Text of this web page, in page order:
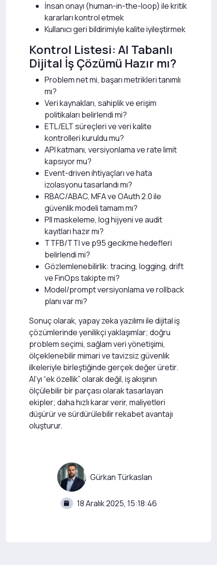
İnsan onayı (human-in-the-loop) ile kritik
kararları kontrol etmek
Kullanıcı geri bildirimiyle kalite iyileştirmek
Kontrol Listesi: AI Tabanlı
Dijital İş Çözümü Hazır mı?
Problem net mi, başarı metrikleri tanımlı
mı?
Veri kaynakları, sahiplik ve erişim
politikaları belirlendi mi?
ETL/ELT süreçleri ve veri kalite
kontrolleri kuruldu mu?
API katmanı, versiyonlama ve rate limit
kapsıyor mu?
Event-driven ihtiyaçları ve hata
izolasyonu tasarlandı mı?
RBAC/ABAC, MFA ve OAuth 2.0 ile
güvenlik modeli tamam mı?
PII maskeleme, log hijyeni ve audit
kayıtları hazır mı?
TTFB/TTI ve p95 gecikme hedefleri
belirlendi mi?
Gözlemlenebilirlik: tracing, logging, drift
ve FinOps takipte mi?
Model/prompt versiyonlama ve rollback
planı var mı?
Sonuç olarak, yapay zeka yazılımı ile dijital iş
çözümlerinde yenilikçi yaklaşımlar; doğru
problem seçimi, sağlam veri yönetişimi,
ölçeklenebilir mimari ve tavizsiz güvenlik
ilkeleriyle birleştiğinde gerçek değer üretir.
AI’yı “ek özellik” olarak değil, iş akışının
ölçülebilir bir parçası olarak tasarlayan
ekipler; daha hızlı karar verir, maliyetleri
düşürür ve sürdürülebilir rekabet avantajı
oluşturur.
Gürkan Türkaslan
18 Aralık 2025, 15:18:46